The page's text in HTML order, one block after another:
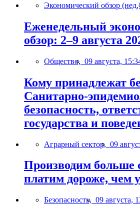
Экономический обзор
Еженедельный
обзор: 2–9 августа
Общество, 09 августа,
Кому принадлежат
Санитарно-
безопасность,
государства и
Аграрный сектор, 09
Производим больше
платим дороже, чем
Безопасность, 09 августа,